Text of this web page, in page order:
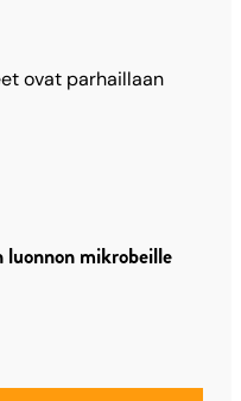
ovat parhaillaan
mikrobeille